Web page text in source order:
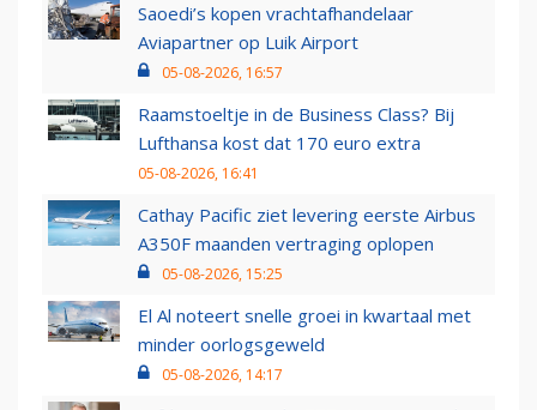
Saoedi’s kopen vrachtafhandelaar
Aviapartner op Luik Airport
05-08-2026, 16:57
Raamstoeltje in de Business Class? Bij
Lufthansa kost dat 170 euro extra
05-08-2026, 16:41
Cathay Pacific ziet levering eerste Airbus
A350F maanden vertraging oplopen
05-08-2026, 15:25
El Al noteert snelle groei in kwartaal met
minder oorlogsgeweld
05-08-2026, 14:17